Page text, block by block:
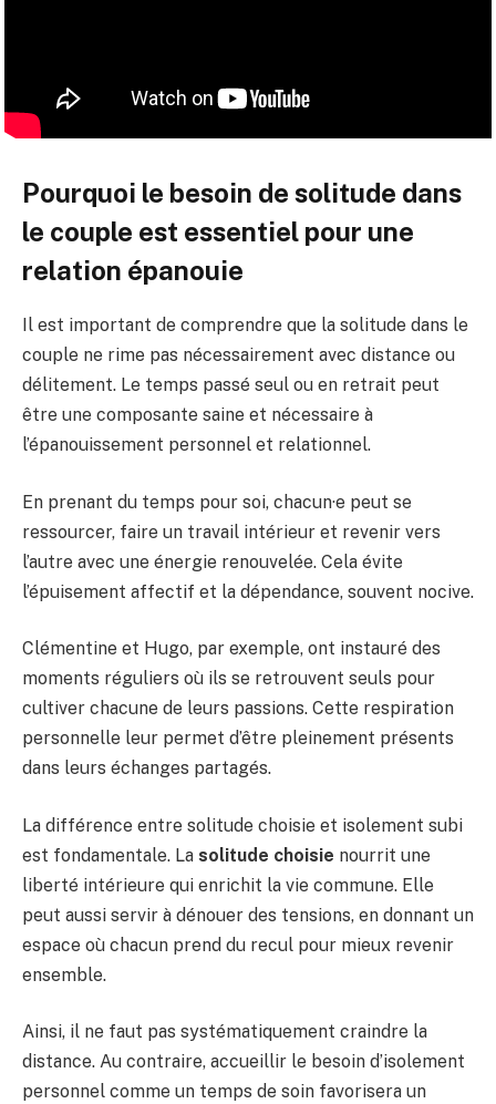
Pourquoi le besoin de solitude dans
le couple est essentiel pour une
relation épanouie
Il est important de comprendre que la solitude dans le
couple ne rime pas nécessairement avec distance ou
délitement. Le temps passé seul ou en retrait peut
être une composante saine et nécessaire à
l’épanouissement personnel et relationnel.
En prenant du temps pour soi, chacun·e peut se
ressourcer, faire un travail intérieur et revenir vers
l’autre avec une énergie renouvelée. Cela évite
l’épuisement affectif et la dépendance, souvent nocive.
Clémentine et Hugo, par exemple, ont instauré des
moments réguliers où ils se retrouvent seuls pour
cultiver chacune de leurs passions. Cette respiration
personnelle leur permet d’être pleinement présents
dans leurs échanges partagés.
La différence entre solitude choisie et isolement subi
est fondamentale. La solitude choisie nourrit une
liberté intérieure qui enrichit la vie commune. Elle
peut aussi servir à dénouer des tensions, en donnant un
espace où chacun prend du recul pour mieux revenir
ensemble.
Ainsi, il ne faut pas systématiquement craindre la
distance. Au contraire, accueillir le besoin d’isolement
personnel comme un temps de soin favorisera un